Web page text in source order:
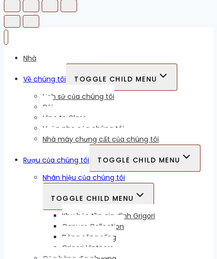
Nhà
Về chúng tôi
TOGGLE CHILD MENU
Lịch sử của chúng tôi
Đội
Vine to Glass
Vườn nho của chúng tôi
Nhà máy chưng cất của chúng tôi
Rượu của chúng tôi
TOGGLE CHILD MENU
Nhãn hiệu của chúng tôi
TOGGLE CHILD MENU
Khu bảo tồn gia đình Grigori
Canvas Collection
Dòng sông sống
Grigori Vintners